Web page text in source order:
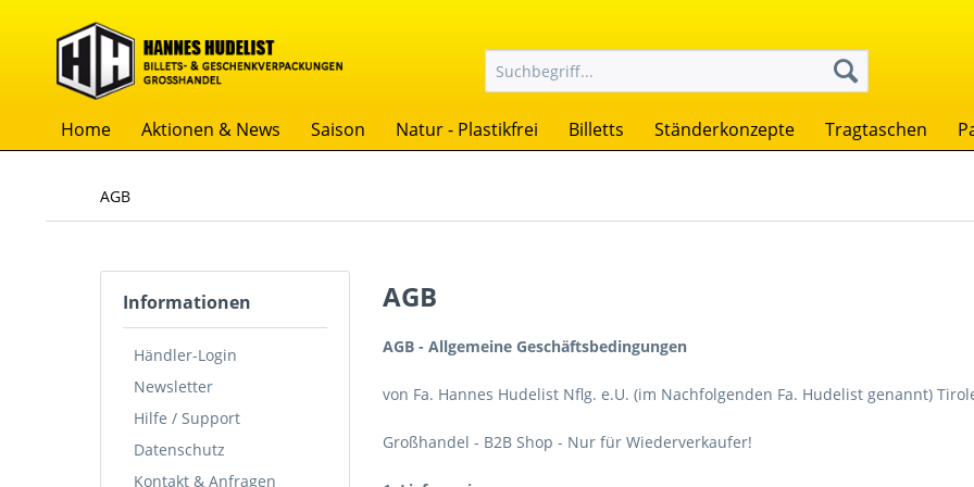
Home Aktionen & News Saison Natur - Plastikfrei Billetts Ständerkonzepte Tragtaschen
AGB
Informationen
Händler-Login
Newsletter
Hilfe / Support
Datenschutz
Kontakt & Anfragen
AGB
AGB - Allgemeine Geschäftsbedingungen
von Fa. Hannes Hudelist Nflg. e.U. (im Nachfolgenden Fa. Hudelist genannt)
Großhandel - B2B Shop - Nur für Wiederverkaufer!